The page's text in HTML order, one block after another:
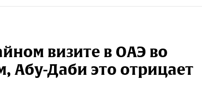
визите в ОАЭ во
Абу-Даби это отрицает